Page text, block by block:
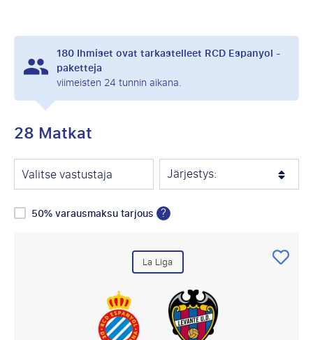
180Ihmiset ovat tarkastelleet RCD Espanyol -
paketteja
viimeisten 24 tunnin aikana.
28 Matkat
Valitse vastustaja Järjestys:
50% varausmaksu tarjous ?
La Liga